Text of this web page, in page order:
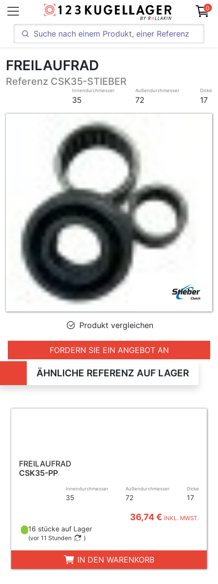
0
FREILAUFRAD
Referenz CSK35-STIEBER
Innendurchmesser
35
Außendurchmesser
72
Dicke
17
Produkt vergleichen
FORDERN SIE EIN ANGEBOT AN
ÄHNLICHE REFERENZ AUF LAGER
FREILAUFRAD
CSK35-PP
Innendurchmesser
35
Außendurchmesser
72
Dicke
17
36,74 € INKL. MWST.
16 stücke auf Lager
(vor 11 Stunden )
IN DEN WARENKORB